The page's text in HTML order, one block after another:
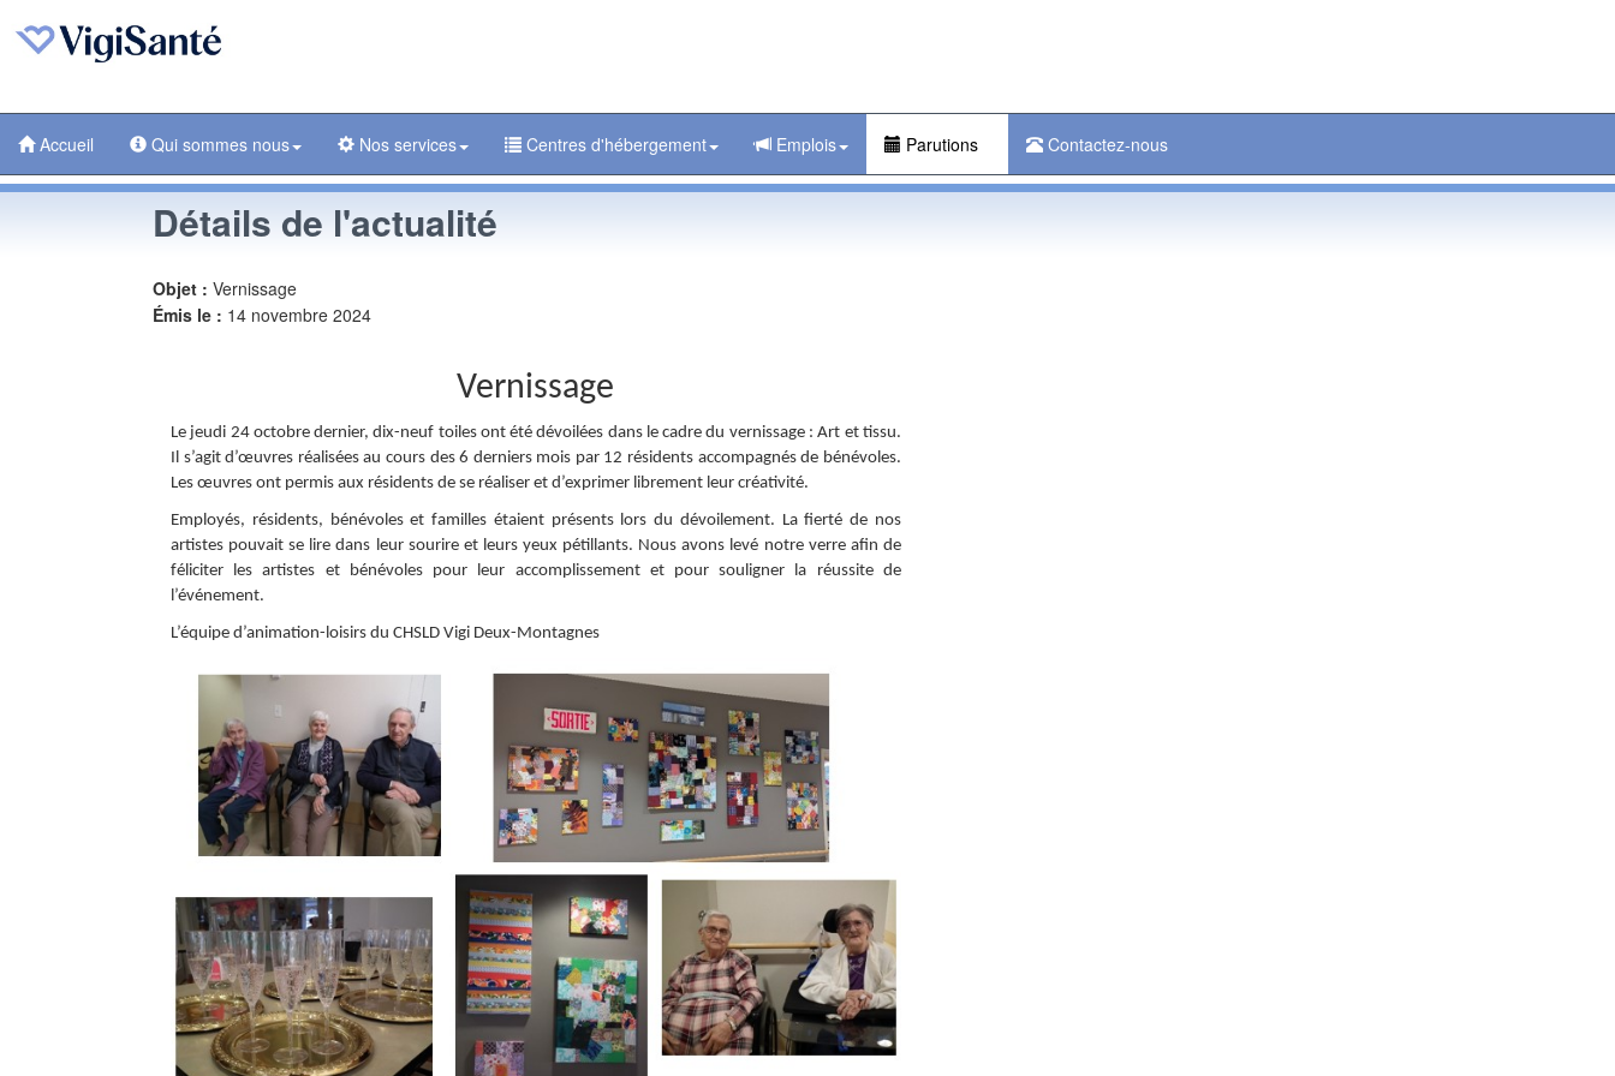
Accueil Qui sommes nous Nos services Centres d'hébergement Emplois Parutions Contactez-nous
Détails de l'actualité
Objet : Vernissage
Émis le : 14 novembre 2024
Vernissage
Le jeudi 24 octobre dernier, dix-neuf toiles ont été dévoilées dans le cadre du vernissage : Art et tissu.
Il s’agit d’œuvres réalisées au cours des 6 derniers mois par 12 résidents accompagnés de bénévoles.
Les œuvres ont permis aux résidents de se réaliser et d’exprimer librement leur créativité.
Employés, résidents, bénévoles et familles étaient présents lors du dévoilement. La fierté de nos
artistes pouvait se lire dans leur sourire et leurs yeux pétillants. Nous avons levé notre verre afin de
féliciter les artistes et bénévoles pour leur accomplissement et pour souligner la réussite de
l’événement.
L’équipe d’animation-loisirs du CHSLD Vigi Deux-Montagnes